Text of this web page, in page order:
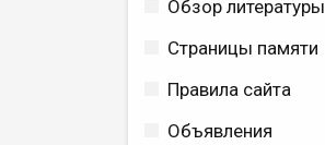
Обзор литературы
Страницы памяти
Правила сайта
Объявления